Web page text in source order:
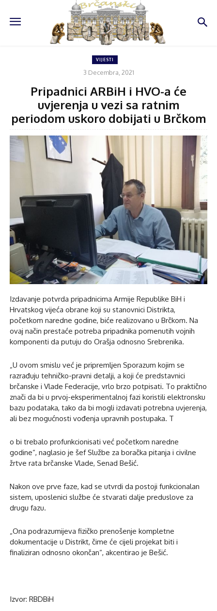
VIJESTI
3 Decembra, 2021
Pripadnici ARBiH i HVO-a će
uvjerenja u vezi sa ratnim
periodom uskoro dobijati u Brčkom
Izdavanje potvrda pripadnicima Armije Republike BiH i
Hrvatskog vijeća obrane koji su stanovnici Distrikta,
početkom naredne godine, biće realizovano u Brčkom. Na
ovaj način prestaće potreba pripadnika pomenutih vojnih
komponenti da putuju do Orašja odnosno Srebrenika.
„U ovom smislu već je pripremljen Sporazum kojim se
razrađuju tehničko-pravni detalji, a koji će predstavnici
brčanske i Vlade Federacije, vrlo brzo potpisati. To praktično
znači da bi u prvoj-eksperimentalnoj fazi koristili elektronsku
bazu podataka, tako da bi mogli izdavati potrebna uvjerenja,
ali bez mogućnosti vođenja upravnih postupaka. T
o bi trebalo profunkcionisati već početkom naredne
godine“, naglasio je šef Službe za boračka pitanja i civilne
žrtve rata brčanske Vlade, Senad Bešić.
Nakon ove prve faze, kad se utvrdi da postoji funkcionalan
sistem, uposlenici službe će stvarati dalje preduslove za
drugu fazu.
„Ona podrazumijeva fizičko prenošenje kompletne
dokumentacije u Distrikt, čime će cijeli projekat biti i
finaliziran odnosno okončan“, akcentirao je Bešić.
Izvor: RBDBiH